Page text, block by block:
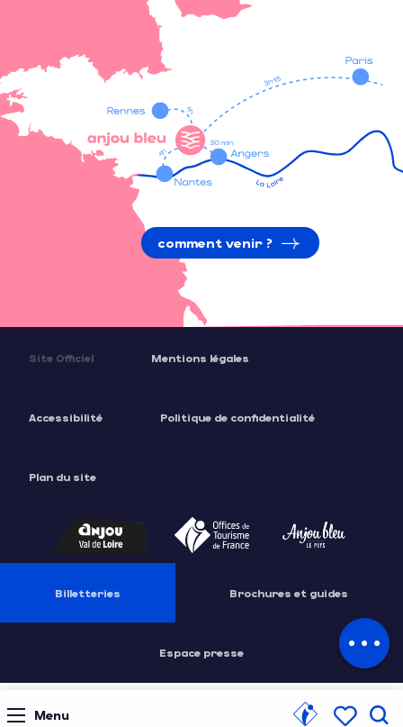
Menu
Tarifs
Contacter par email
comment venir ?
Site Officiel Mentions légales
Accessibilité Politique de confidentialité
Plan du site
Billetteries Brochures et guides
Espace presse